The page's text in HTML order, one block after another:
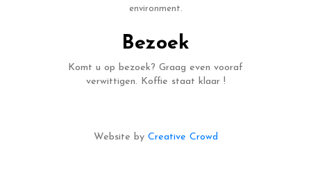
environment.
Bezoek
Komt u op bezoek? Graag even vooraf
verwittigen. Koffie staat klaar !
Website by Creative Crowd